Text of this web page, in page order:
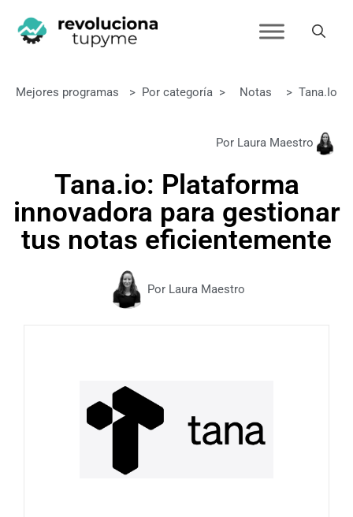
Mejores programas > Por categoría > Notas > Tana.io
Por Laura Maestro
Tana.io: Plataforma
innovadora para gestionar
tus notas eficientemente
Por Laura Maestro